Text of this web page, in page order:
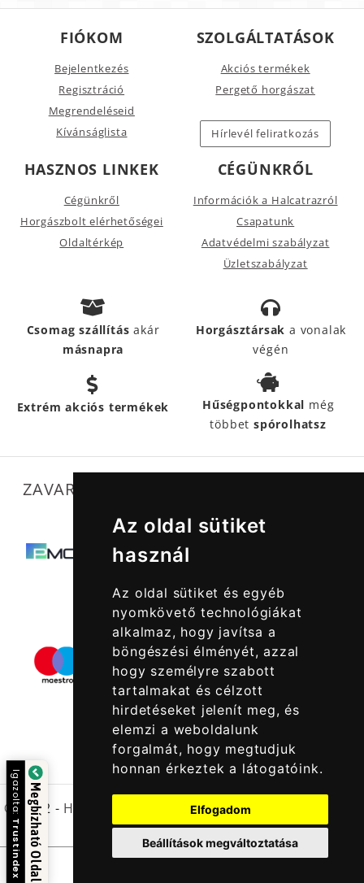
Az oldal sütiket
használ
Az oldal sütiket és egyéb
nyomkövető technológiákat
alkalmaz, hogy javítsa a
böngészési élményét, azzal
hogy személyre szabott
tartalmakat és célzott
hirdetéseket jelenít meg, és
elemzi a weboldalunk
forgalmát, hogy megtudjuk
honnan érkeztek a látogatóink.
Elfogadom
Beállítások megváltoztatása
FIÓKOM
Bejelentkezés
Regisztráció
Megrendeléseid
Kívánságlista
SZOLGÁLTATÁSOK
Akciós termékek
Pergető horgászat
Hírlevél feliratkozás
HASZNOS LINKEK
Cégünkről
Horgászbolt elérhetőségei
Oldaltérkép
CÉGÜNKRŐL
Információk a Halcatrazról
Csapatunk
Adatvédelmi szabályzat
Üzletszabályzat
Csomag szállításakár
másnapra
Horgásztársak a vonalak
végén
Extrém akciós termékek Hűségpontokkal még
többetspórolhatsz
ZAVARTALAN MŰKÖDÉSÜNKET SEGÍTIK
© 2022 - Halcatraz Kft.
Megbízható Oldal
Igazolta:
Trustindex